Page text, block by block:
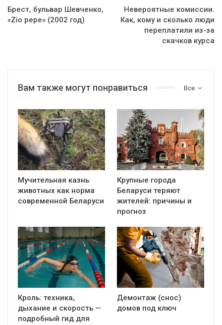
Брест, бульвар Шевченко,
«Zio pepe» (2002 год)
Невероятные комиссии.
Как, кому и сколько люди
переплатили из-за
скачков курса
Все
Вам также могут понравиться
Мучительная казнь
животных как норма
современной Беларуси
Крупные города
Беларуси теряют
жителей: причины и
прогноз
Кроль: техника,
дыхание и скорость —
подробный гид для
Демонтаж (снос)
домов под ключ